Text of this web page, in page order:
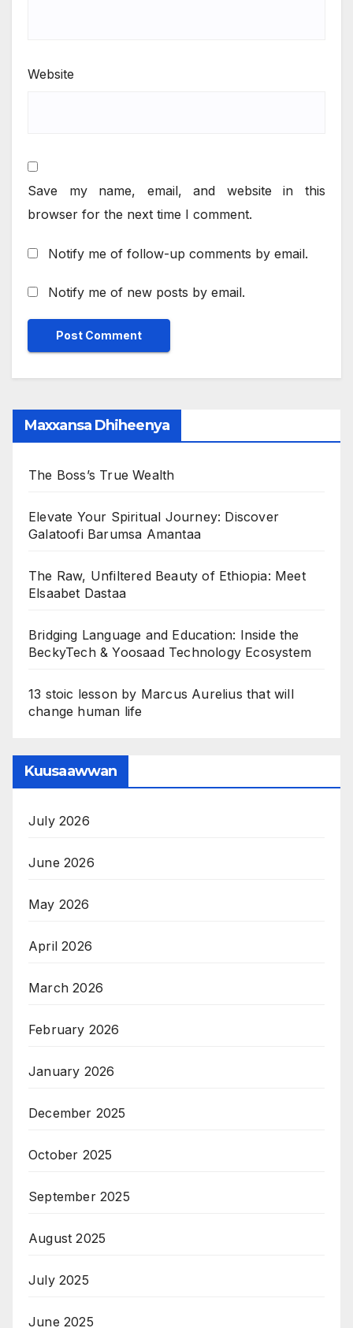
Website
Save my name, email, and website in this
browser for the next time I comment.
Notify me of follow-up comments by email.
Notify me of new posts by email.
Maxxansa Dhiheenya
The Boss’s True Wealth
Elevate Your Spiritual Journey: Discover
Galatoofi Barumsa Amantaa
The Raw, Unfiltered Beauty of Ethiopia: Meet
Elsaabet Dastaa
Bridging Language and Education: Inside the
BeckyTech & Yoosaad Technology Ecosystem
13 stoic lesson by Marcus Aurelius that will
change human life
Kuusaawwan
July 2026
June 2026
May 2026
April 2026
March 2026
February 2026
January 2026
December 2025
October 2025
September 2025
August 2025
July 2025
June 2025